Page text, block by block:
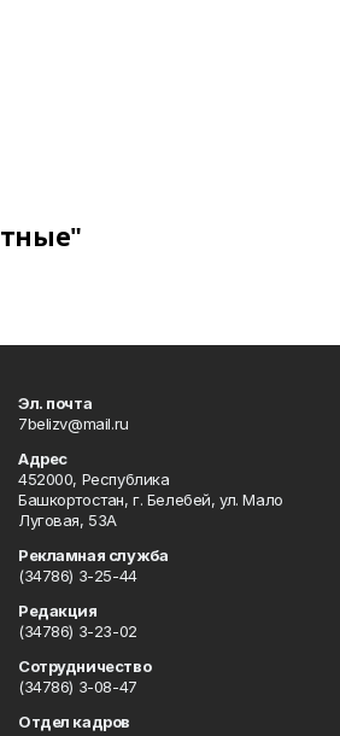
Эл. почта
7belizv@mail.ru
Адрес
452000, Республика
Башкортостан, г. Белебей, ул. Мало
Луговая, 53А
Рекламная служба
(34786) 3-25-44
Редакция
(34786) 3-23-02
Сотрудничество
(34786) 3-08-47
Отдел кадров